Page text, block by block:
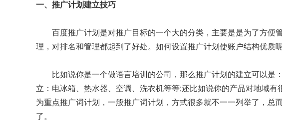
一、推广计划建立技巧
百度推广计划是对推广目标的一个大的分类，主要是是为了方
理，对排名和管理都起到了好处。如何设置推广计划使账户结构优质
比如说你是一个做语言培训的公司，那么推广计划的建立可以
立：电冰箱、热水器、空调、洗衣机等等;还比如说你的产品对地域
为重点推广词计划，一般推广词计划，方式很多就不一一列举了，
了。